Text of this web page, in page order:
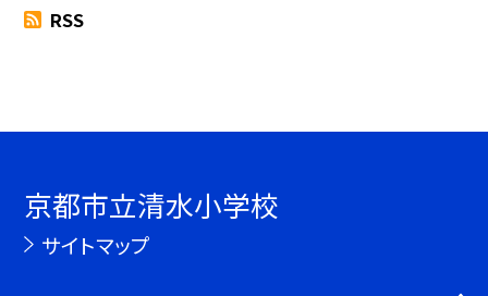
RSS
京都市立清水小学校
サイトマップ